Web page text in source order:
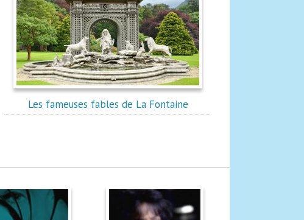
Les fameuses fables de La Fontaine